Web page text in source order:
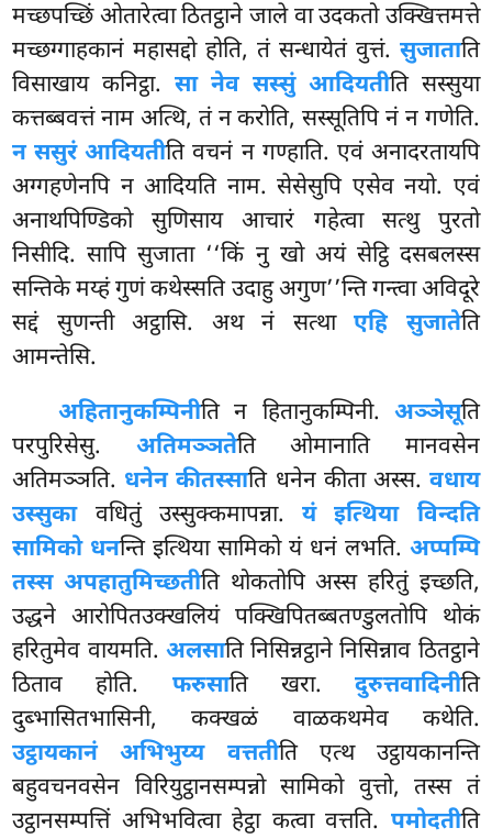
मच्छपच्छिं ओतारेत्वा ठितट्ठाने जाले वा उदकतो उक्खित्तमत्ते
मच्छग्गाहकानं महासद्दो होति, तं सन्धायेतं वुत्तं. सुजाताति
विसाखाय कनिट्ठा.सा नेव सस्सुं आदियतीति सस्सुया
कत्तब्बवत्तं नाम अत्थि, तं न करोति, सस्सूतिपि नं न गणेति.
न ससुरं आदियतीति वचनं न गण्हाति. एवं अनादरतायपि
अग्गहणेनपि न आदियति नाम. सेसेसुपि एसेव नयो. एवं
अनाथपिण्डिको सुणिसाय आचारं गहेत्वा सत्थु पुरतो
निसीदि. सापि सुजाता ‘‘किं नु खो अयं सेट्ठि दसबलस्स
सन्तिके मय्हं गुणं कथेस्सति उदाहु अगुण’’न्ति गन्त्वा अविदूरे
सद्दं सुणन्ती अट्ठासि. अथ नं सत्थाएहि सुजातेति
आमन्तेसि.
अहितानुकम्पिनीति न हितानुकम्पिनी. अञ्ञेसूति
परपुरिसेसु. अतिमञ्ञतेति ओमानाति मानवसेन
अतिमञ्ञति. धनेन कीतस्साति धनेन कीता अस्स. वधाय
उस्सुकावधितुं उस्सुक्कमापन्ना.यं इत्थिया विन्दति
सामिको धनन्ति इत्थिया सामिको यं धनं लभति. अप्पम्पि
तस्स अपहातुमिच्छतीति थोकतोपि अस्स हरितुं इच्छति,
उद्धने आरोपितउक्खलियं पक्खिपितब्बतण्डुलतोपि थोकं
हरितुमेव वायमति. अलसाति निसिन्नट्ठाने निसिन्नाव ठितट्ठाने
ठिताव होति. फरुसाति खरा. दुरुत्तवादिनीति
दुब्भासितभासिनी, कक्खळं वाळकथमेव कथेति.
उट्ठायकानं अभिभुय्य वत्ततीति एत्थ उट्ठायकानन्ति
बहुवचनवसेन विरियुट्ठानसम्पन्नो सामिको वुत्तो, तस्स तं
उट्ठानसम्पत्तिं अभिभवित्वा हेट्ठा कत्वा वत्तति. पमोदतीति